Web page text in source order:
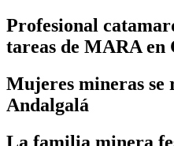
Profesional
tareas de MARA en
Mujeres mineras se
Andalgalá
La familia minera